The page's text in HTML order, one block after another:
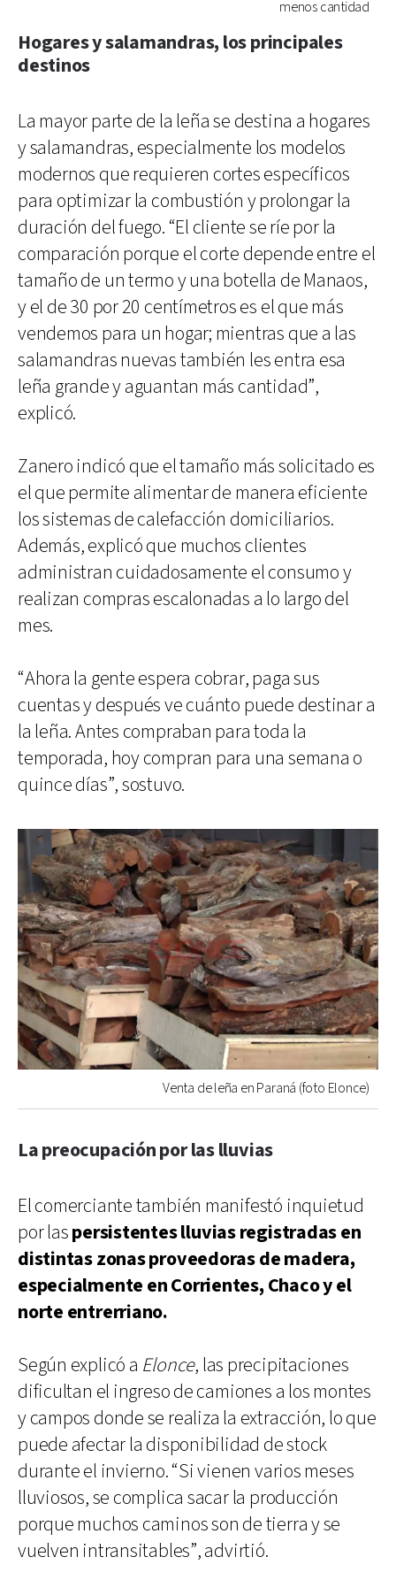
menos cantidad
Hogares y salamandras, los principales
destinos
La mayor parte de la leña se destina a hogares
y salamandras, especialmente los modelos
modernos que requieren cortes específicos
para optimizar la combustión y prolongar la
duración del fuego. “El cliente se ríe por la
comparación porque el corte depende entre el
tamaño de un termo y una botella de Manaos,
y el de 30 por 20 centímetros es el que más
vendemos para un hogar; mientras que a las
salamandras nuevas también les entra esa
leña grande y aguantan más cantidad”,
explicó.
Zanero indicó que el tamaño más solicitado es
el que permite alimentar de manera eficiente
los sistemas de calefacción domiciliarios.
Además, explicó que muchos clientes
administran cuidadosamente el consumo y
realizan compras escalonadas a lo largo del
mes.
“Ahora la gente espera cobrar, paga sus
cuentas y después ve cuánto puede destinar a
la leña. Antes compraban para toda la
temporada, hoy compran para una semana o
quince días”, sostuvo.
Venta de leña en Paraná (foto Elonce)
La preocupación por las lluvias
El comerciante también manifestó inquietud
por laspersistentes lluvias registradas en
distintas zonas proveedoras de madera,
especialmente en Corrientes, Chaco y el
norte entrerriano.
Según explicó a Elonce, las precipitaciones
dificultan el ingreso de camiones a los montes
y campos donde se realiza la extracción, lo que
puede afectar la disponibilidad de stock
durante el invierno. “Si vienen varios meses
lluviosos, se complica sacar la producción
porque muchos caminos son de tierra y se
vuelven intransitables”, advirtió.